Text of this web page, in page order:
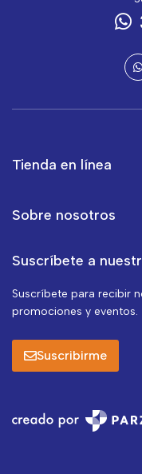
Tienda en línea
Sobre nosotros
Suscríbete a
Suscríbete para recibir
promociones y eventos.
Suscribirme